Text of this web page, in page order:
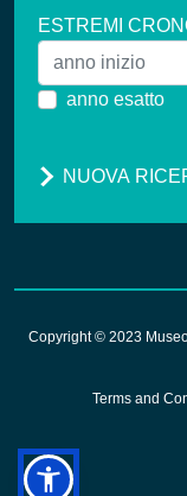
ESTREMI
anno esatto
NUOVA
Copyright © 2023
Terms and